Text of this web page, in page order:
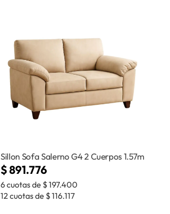
Sillon Sofa Salerno G4 2 Cuerpos 1.57m
$891.776
6 cuotas de $197.400
12 cuotas de $116.117